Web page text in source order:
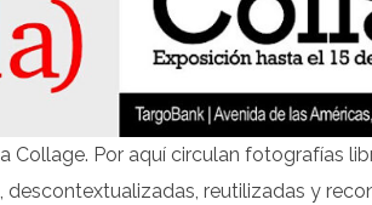
Collage. Por aquí circulan fotografías
reutilizadas y